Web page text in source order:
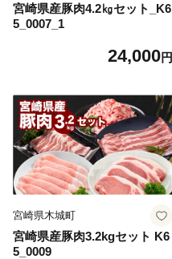
宮崎県産豚肉4.2㎏セット_K6
5_0007_1
24,000円
宮崎県木城町
宮崎県産豚肉3.2kgセット K6
5_0009